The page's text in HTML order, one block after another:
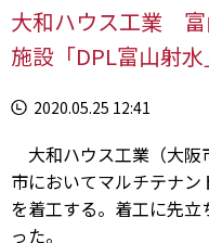
大和ハウス工業 富
施設「DPL富山射
2020.05.25 12:41
大和ハウス工業（大阪
市においてマルチテナン
を着工する。着工に先
った。